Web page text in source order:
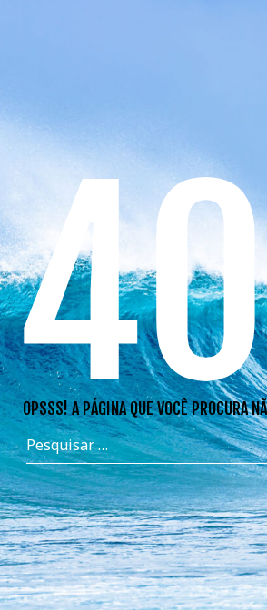
OPSSS! A PÁGINA QUE VOCÊ PROCURA